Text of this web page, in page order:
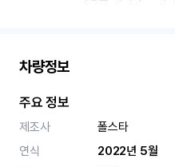
차량정보
주요 정보
제조사
폴스타
연식
2022년 5월